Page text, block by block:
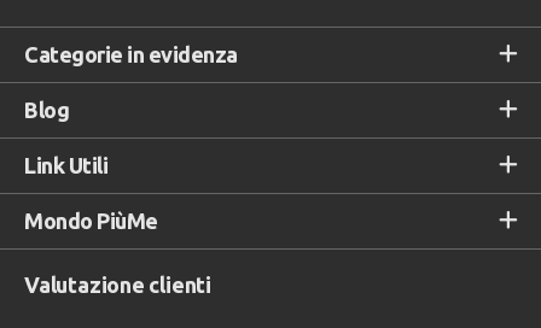
Categorie in evidenza
Blog
Link Utili
Mondo PiùMe
Valutazione clienti